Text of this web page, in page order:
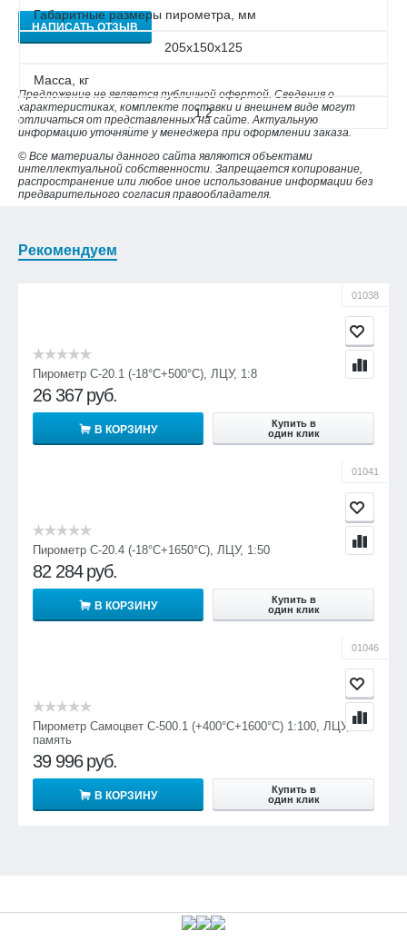
Габаритные размеры пирометра, мм
205х150х125
Масса, кг
1,2
НАПИСАТЬ ОТЗЫВ
Предложение не является публичной офертой. Сведения о
характеристиках, комплекте поставки и внешнем виде могут
отличаться от представленных на сайте. Актуальную
информацию уточняйте у менеджера при оформлении заказа.
© Все материалы данного сайта являются объектами
интеллектуальной собственности. Запрещается копирование,
распространение или любое иное использование информации без
предварительного согласия правообладателя.
Рекомендуем
01038
Пирометр С-20.1 (-18°С+500°С), ЛЦУ, 1:8
26 367 руб.
В КОРЗИНУ
Купить в
один клик
01041
Пирометр С-20.4 (-18°С+1650°С), ЛЦУ, 1:50
82 284 руб.
В КОРЗИНУ
Купить в
один клик
01046
Пирометр Самоцвет С-500.1 (+400°С+1600°С) 1:100, ЛЦУ,
память
39 996 руб.
В КОРЗИНУ
Купить в
один клик